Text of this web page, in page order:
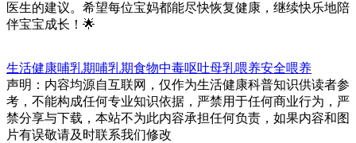
医生的建议。希望每位宝妈都能尽快恢复健康，继续快乐地陪
伴宝宝成长！🌟
生活健康哺乳期哺乳期食物中毒呕吐母乳喂养安全喂养
声明：内容均源自互联网，仅作为生活健康科普知识供读者参
考，不能构成任何专业知识依据，严禁用于任何商业行为，严
禁分享与下载，本站不为此内容承担任何负责，如果内容和图
片有误敬请及时联系我们修改